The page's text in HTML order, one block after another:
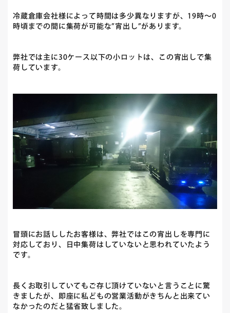
冷蔵倉庫会社様によって時間は多少異なりますが、19時～0
時頃までの間に集荷が可能な”宵出し”があります。
弊社では主に30ケース以下の小ロットは、この宵出しで集
荷しています。
冒頭にお話ししたお客様は、弊社ではこの宵出しを専門に
対応しており、日中集荷はしていないと思われていたよう
です。
長くお取引していてもご存じ頂けていないと言うことに驚
きましたが、即座に私どもの営業活動がきちんと出来てい
なかったのだと猛省致しました。